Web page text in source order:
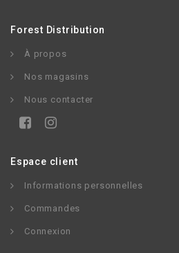
Forest Distribution
À propos
Nos magasins
Nous contacter
Espace client
Informations personnelles
Commandes
Connexion